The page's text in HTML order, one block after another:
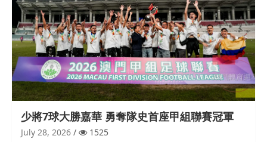
少將7球大勝嘉華 勇奪隊史首座甲組聯賽冠軍
July 28, 2026 1525